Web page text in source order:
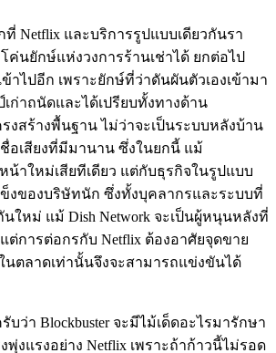
Netflix และบริการรูปแบบเดียวกันรา
ค่นยักษ์แห่งวงการร้านเช่าได้ ยกต่อไป
าไปอีก เพราะยักษ์ที่ว่าดันผันตัวเองเข้ามา
ก่าถนัดและได้เปรียบทั้งทางด้าน
งสร้างพื้นฐาน ไม่ว่าจะเป็นระบบหลังบ้าน
เสียงที่มีมานาน ซึ่งในยกนี้ แม้
หน้าใหม่เสียทีเดียว แต่กับธุรกิจในรูปแบบ
งของบริษัทนัก ซึ่งทั้งบุคลากรและระบบที่
ใหม่ แม้ Dish Network จะเป็นผู้หนุนหลังที่
ต่การต่อกรกับ Netflix ต้องอาศัยจุดขาย
ตลาดเท่านั้นจึงจะสามารถแข่งขันได้
ว่า Blockbuster จะมีไม้เด็ดอะไรมารักษา
พุ่งแรงอย่าง Netflix เพราะถ้าก้าวนี้ไม่รอด